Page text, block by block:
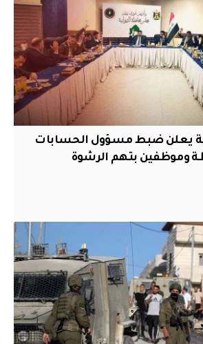
يعلن ضبط مسؤول الحسابات
وموظفين بتهم الرشوة